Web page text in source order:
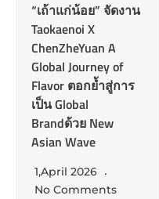
“เถ้าแก่น้อย” จัดงาน
Taokaenoi X
ChenZheYuan A
Global Journey of
Flavor ตอกย้ำสู่การ
เป็น Global
Brandด้วย New
Asian Wave
1,April 2026
No Comments